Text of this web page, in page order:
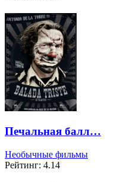
Печальная балл…
Необычные фильмы
Рейтинг: 4.14